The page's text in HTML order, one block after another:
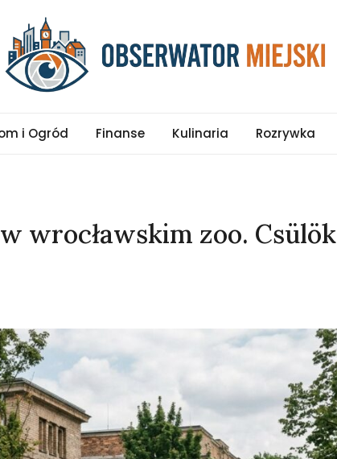
i Ogród Finanse Kulinaria Rozrywka
wrocławskim zoo. Csülök